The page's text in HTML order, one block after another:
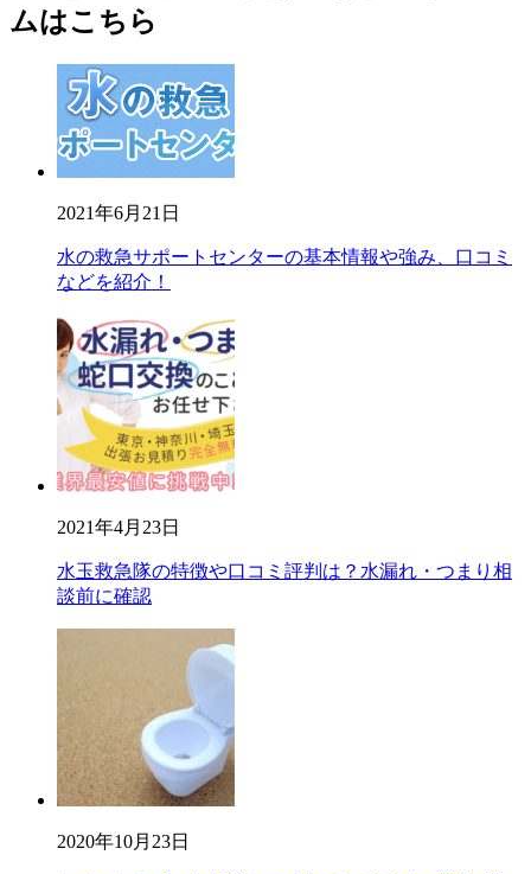
ムはこちら
2021年6月21日
水の救急サポートセンターの基本情報や強み、口コミ
などを紹介！
2021年4月23日
水玉救急隊の特徴や口コミ評判は？水漏れ・つまり相
談前に確認
2020年10月23日